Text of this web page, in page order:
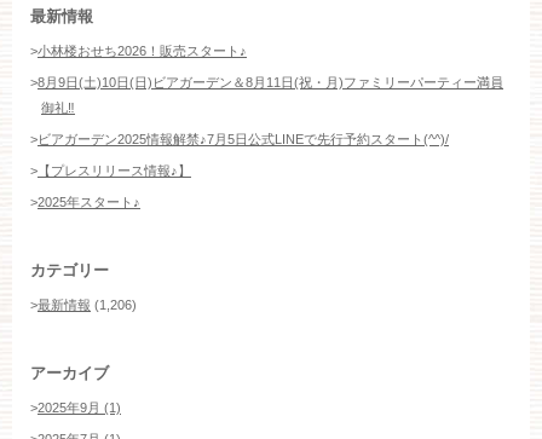
最新情報
>小林楼おせち2026！販売スタート♪
>8月9日(土)10日(日)ビアガーデン＆8月11日(祝・月)ファミリーパーティー満員
御礼‼️
>ビアガーデン2025情報解禁♪7月5日公式LINEで先行予約スタート(^^)/
> 【プレスリリース情報♪】
>2025年スタート♪
カテゴリー
>最新情報 (1,206)
アーカイブ
>2025年9月 (1)